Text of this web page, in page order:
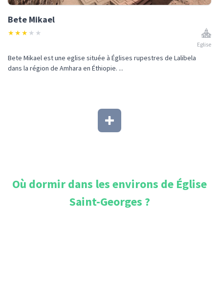
Bete Mikael
★★★ ★ ★
Eglise
Bete Mikael est une eglise située à Églises rupestres de Lalibela
dans la région de Amhara en Éthiopie. ...
Où dormir dans les environs de Église
Saint-Georges ?